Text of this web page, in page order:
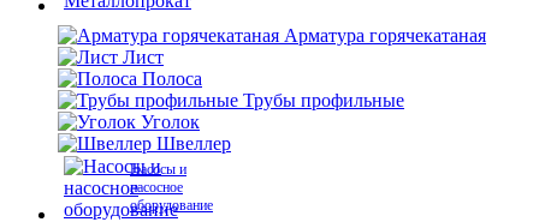
Арматура горячекатаная
Лист
Полоса
Трубы профильные
Уголок
Швеллер
Насосы и
насосное
оборудование